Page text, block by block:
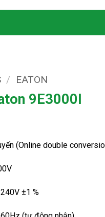
/ EATON
9E3000I
(Online double
±1 %